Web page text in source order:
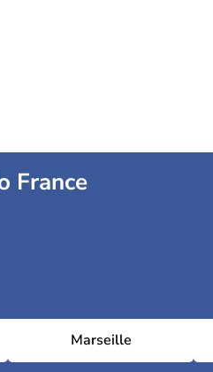
France
Marseille